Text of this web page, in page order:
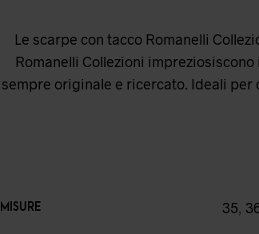
Le scarpe con tacco Romanelli
Romanelli Collezioni
sempre originale e ricercato. Ideali per
MISURE 35,